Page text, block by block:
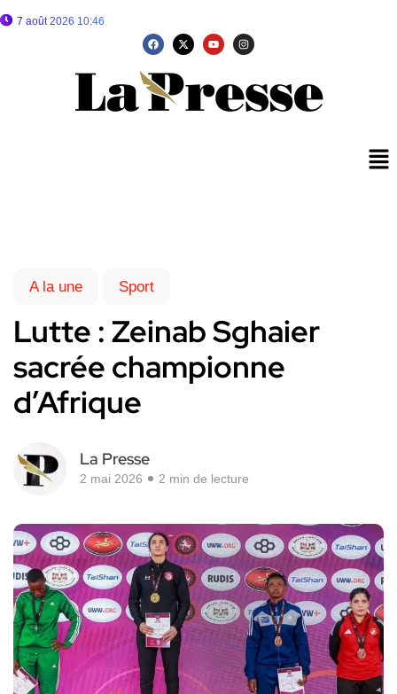
7 août 2026 10:46
A la une Sport
Lutte : Zeinab Sghaier
sacrée championne
d’Afrique
La Presse
2 mai 2026 2 min de lecture